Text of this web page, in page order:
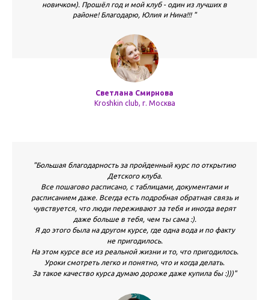
новичком). Прошёл год и мой клуб - один из лучших в
районе! Благодарю, Юлия и Нина!!! "
Светлана Смирнова
Kroshkin club, г. Москва
"Большая благодарность за пройденный курс по открытию
Детского клуба.
Все пошагово расписано, с таблицами, документами и
расписанием даже. Всегда есть подробная обратная связь и
чувствуется, что люди переживают за тебя и иногда верят
даже больше в тебя, чем ты сама :).
Я до этого была на другом курсе, где одна вода и по факту
не пригодилось.
На этом курсе все из реальной жизни и то, что пригодилось.
Уроки смотреть легко и понятно, что и когда делать.
За такое качество курса думаю дороже даже купила бы :)))"